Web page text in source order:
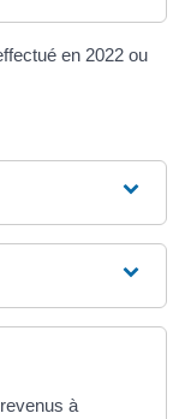
en 2022 ou
à